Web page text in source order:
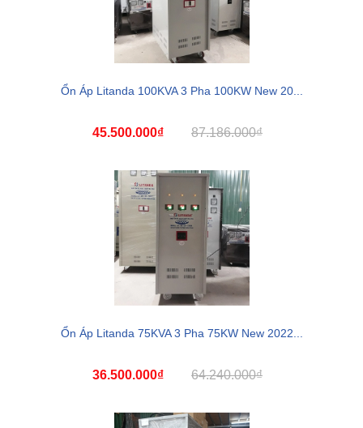
Ổn Áp Litanda 100KVA 3 Pha 100KW New 20...
45.500.000₫ 87.186.000₫
Ổn Áp Litanda 75KVA 3 Pha 75KW New 2022...
36.500.000₫ 64.240.000₫